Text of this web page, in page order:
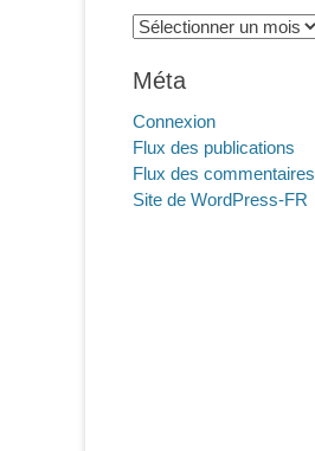
Archives
Méta
Connexion
Flux des publications
Flux des commentaires
Site de WordPress-FR